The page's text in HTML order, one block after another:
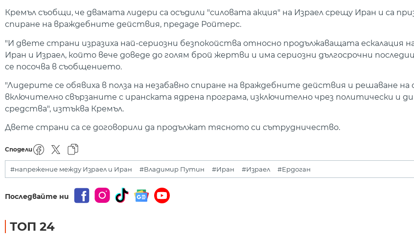
Кремъл съобщи, че двамата лидери са осъдили "силовата акция" на Израел срещу Иран и са
спиране на враждебните действия, предаде Ройтерс.
"И двете страни изразиха най-сериозни безпокойства относно продължаващата ескалация
Иран и Израел, който вече доведе до голям брой жертви и има сериозни дългосрочни
се посочва в съобщението.
"Лидерите се обявиха в полза на незабавно спиране на враждебните действия и решаване
включително свързаните с иранската ядрена програма, изключително чрез политически и
средства", изтъква Кремъл.
Двете страни са се договорили да продължат тясното си сътрудничество.
Сподели
#напрежение между Израел и Иран #Владимир Путин #Иран #Израел #Ердоган
Последвайте ни
ТОП 24